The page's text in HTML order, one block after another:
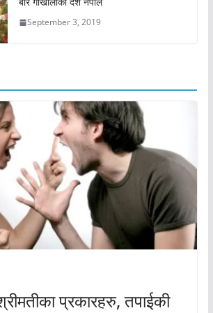
September 3, 2019
प्रकारहरु, तपाईकी